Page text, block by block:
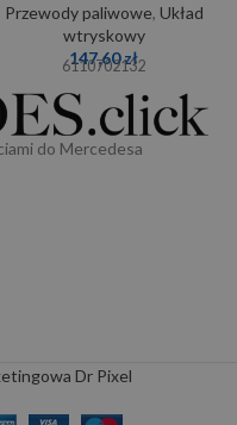
Przewody paliwowe, Układ
wtryskowy
147,60zł
6110702132
do Mercedesa
Dr Pixel